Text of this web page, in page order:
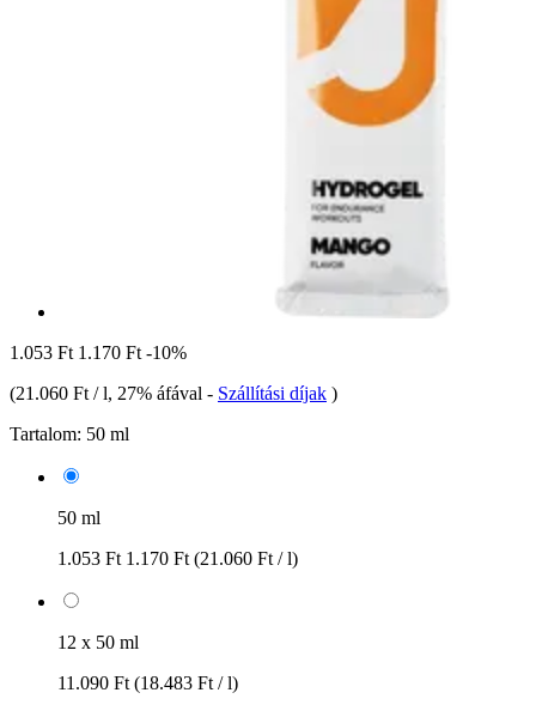
1.053 Ft 1.170 Ft -10%
(21.060 Ft / l, 27% áfával - Szállítási díjak )
Tartalom: 50 ml
50 ml
1.053 Ft 1.170 Ft (21.060 Ft / l)
12 x 50 ml
11.090 Ft (18.483 Ft / l)